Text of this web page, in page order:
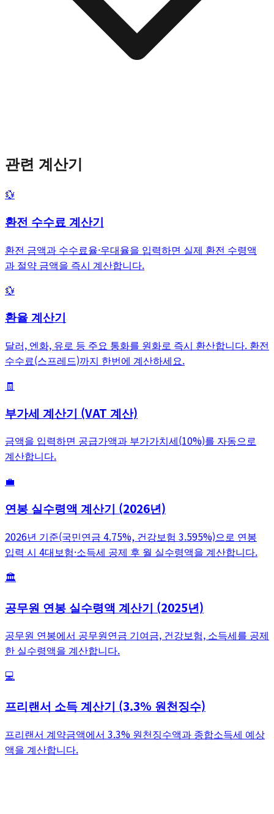
관련 계산기
💱
환전 수수료 계산기
환전 금액과 수수료율·우대율을 입력하면 실제 환전 수령액
과 절약 금액을 즉시 계산합니다.
💱
환율 계산기
달러, 엔화, 유로 등 주요 통화를 원화로 즉시 환산합니다. 환전
수수료(스프레드)까지 한번에 계산하세요.
🧾
부가세 계산기 (VAT 계산)
금액을 입력하면 공급가액과 부가가치세(10%)를 자동으로
계산합니다.
💼
연봉 실수령액 계산기 (2026년)
2026년 기준(국민연금 4.75%, 건강보험 3.595%)으로 연봉
입력 시 4대보험·소득세 공제 후 월 실수령액을 계산합니다.
🏛️
공무원 연봉 실수령액 계산기 (2025년)
공무원 연봉에서 공무원연금 기여금, 건강보험, 소득세를 공제
한 실수령액을 계산합니다.
💻
프리랜서 소득 계산기 (3.3% 원천징수)
프리랜서 계약금액에서 3.3% 원천징수액과 종합소득세 예상
액을 계산합니다.